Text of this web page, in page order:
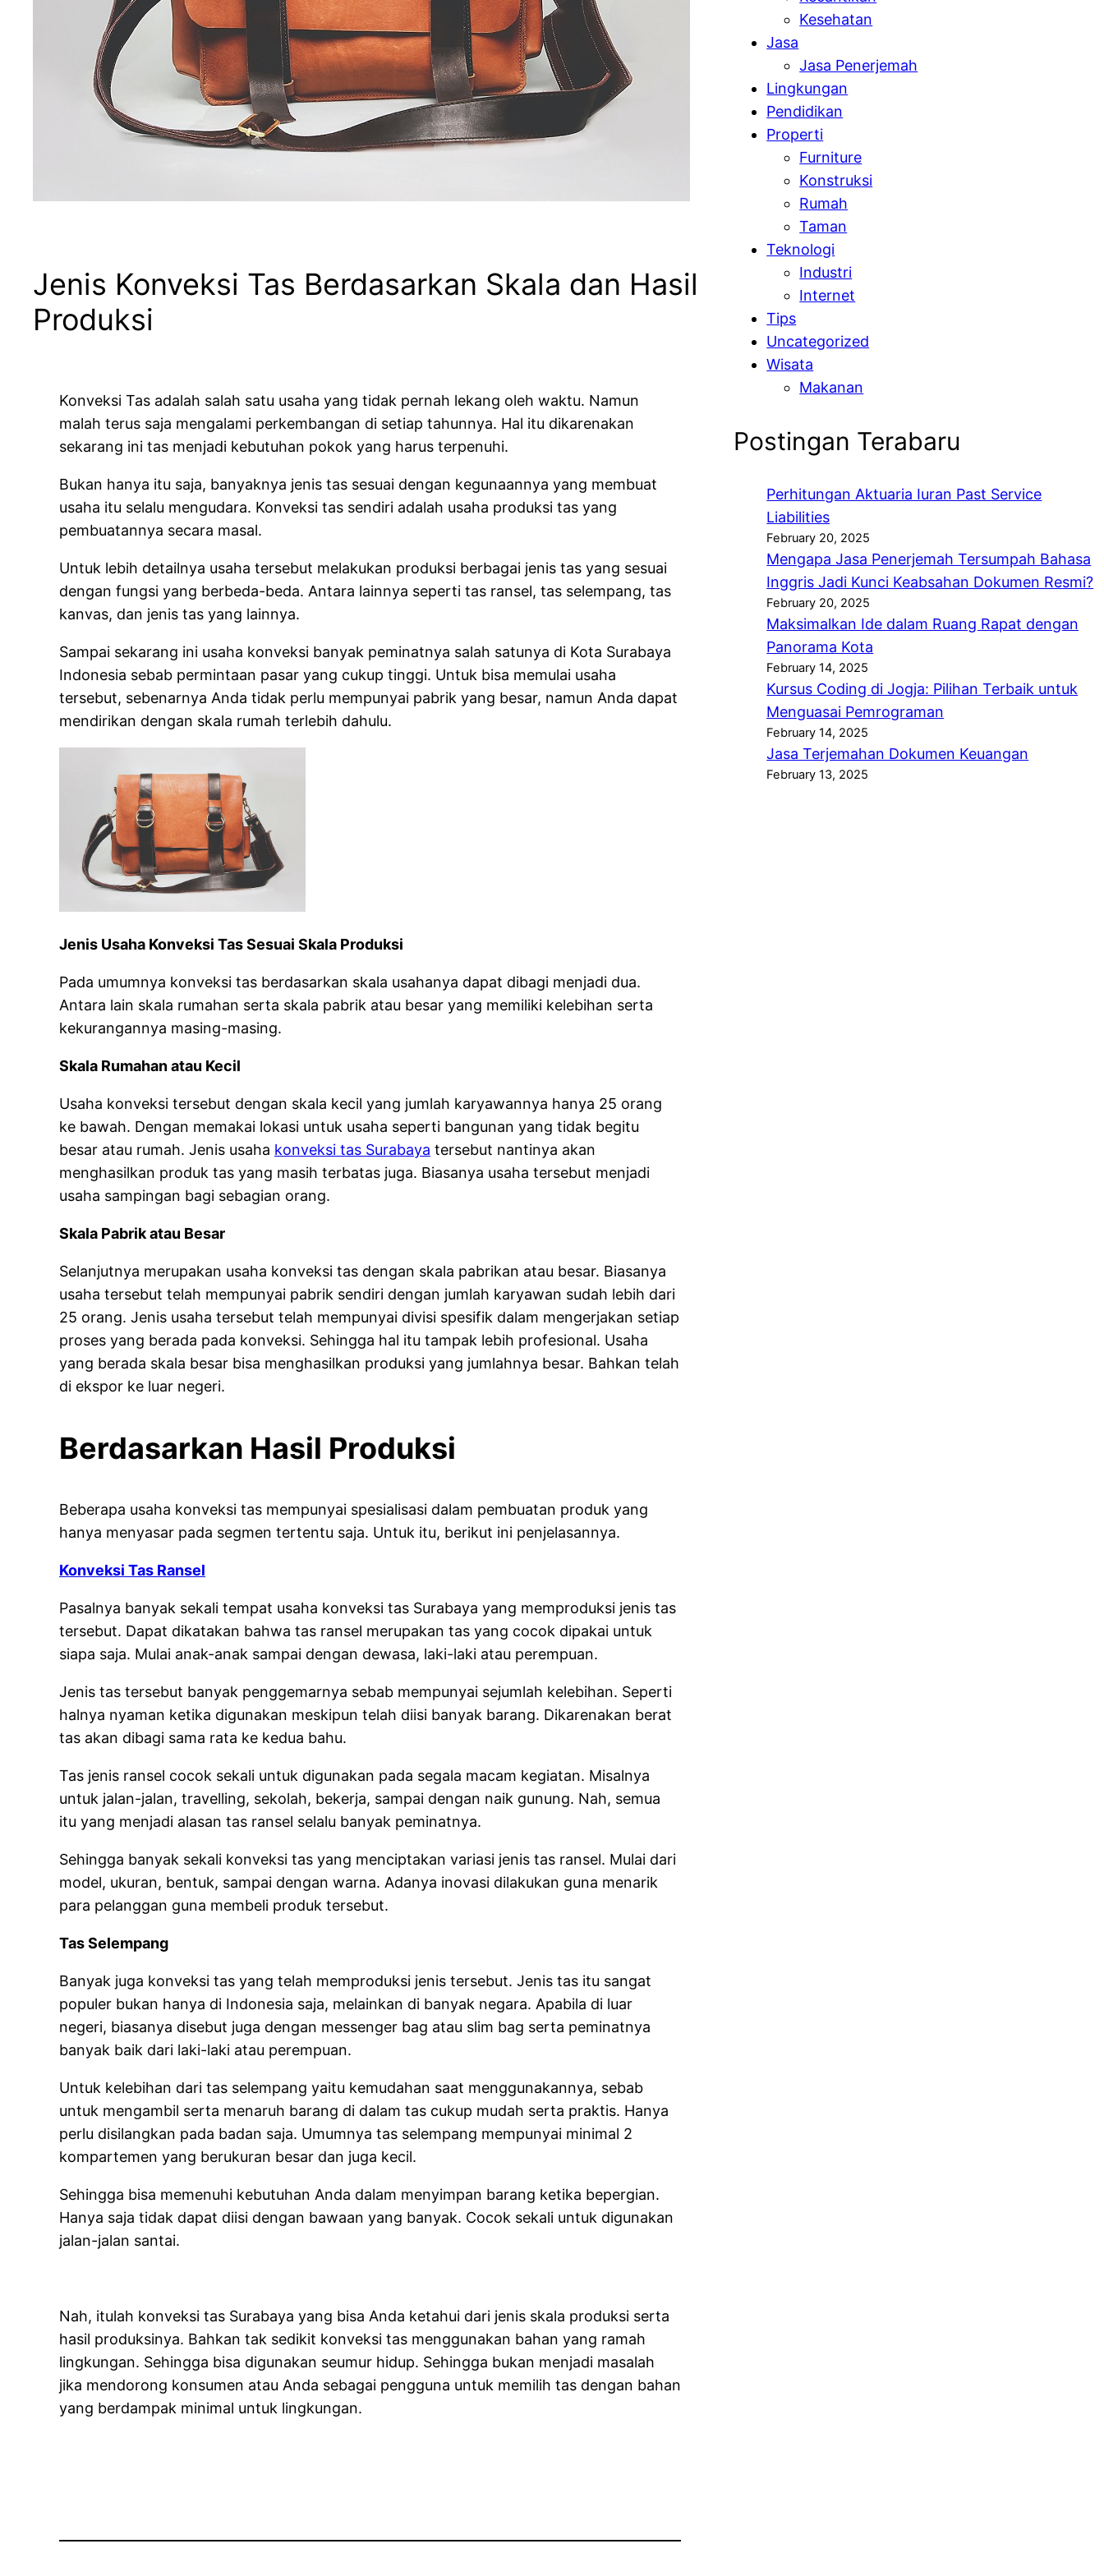
Jenis Konveksi Tas Berdasarkan Skala dan Hasil
Produksi
Konveksi Tas adalah salah satu usaha yang tidak pernah lekang oleh waktu. Namun
malah terus saja mengalami perkembangan di setiap tahunnya. Hal itu dikarenakan
sekarang ini tas menjadi kebutuhan pokok yang harus terpenuhi.
Bukan hanya itu saja, banyaknya jenis tas sesuai dengan kegunaannya yang membuat
usaha itu selalu mengudara. Konveksi tas sendiri adalah usaha produksi tas yang
pembuatannya secara masal.
Untuk lebih detailnya usaha tersebut melakukan produksi berbagai jenis tas yang sesuai
dengan fungsi yang berbeda-beda. Antara lainnya seperti tas ransel, tas selempang, tas
kanvas, dan jenis tas yang lainnya.
Sampai sekarang ini usaha konveksi banyak peminatnya salah satunya di Kota Surabaya
Indonesia sebab permintaan pasar yang cukup tinggi. Untuk bisa memulai usaha
tersebut, sebenarnya Anda tidak perlu mempunyai pabrik yang besar, namun Anda dapat
mendirikan dengan skala rumah terlebih dahulu.
Jenis Usaha Konveksi Tas Sesuai Skala Produksi
Pada umumnya konveksi tas berdasarkan skala usahanya dapat dibagi menjadi dua.
Antara lain skala rumahan serta skala pabrik atau besar yang memiliki kelebihan serta
kekurangannya masing-masing.
Skala Rumahan atau Kecil
Usaha konveksi tersebut dengan skala kecil yang jumlah karyawannya hanya 25 orang
ke bawah. Dengan memakai lokasi untuk usaha seperti bangunan yang tidak begitu
besar atau rumah. Jenis usaha konveksi tas Surabaya tersebut nantinya akan
menghasilkan produk tas yang masih terbatas juga. Biasanya usaha tersebut menjadi
usaha sampingan bagi sebagian orang.
Skala Pabrik atau Besar
Selanjutnya merupakan usaha konveksi tas dengan skala pabrikan atau besar. Biasanya
usaha tersebut telah mempunyai pabrik sendiri dengan jumlah karyawan sudah lebih dari
25 orang. Jenis usaha tersebut telah mempunyai divisi spesifik dalam mengerjakan setiap
proses yang berada pada konveksi. Sehingga hal itu tampak lebih profesional. Usaha
yang berada skala besar bisa menghasilkan produksi yang jumlahnya besar. Bahkan telah
di ekspor ke luar negeri.
Berdasarkan Hasil Produksi
Beberapa usaha konveksi tas mempunyai spesialisasi dalam pembuatan produk yang
hanya menyasar pada segmen tertentu saja. Untuk itu, berikut ini penjelasannya.
Konveksi Tas Ransel
Pasalnya banyak sekali tempat usaha konveksi tas Surabaya yang memproduksi jenis tas
tersebut. Dapat dikatakan bahwa tas ransel merupakan tas yang cocok dipakai untuk
siapa saja. Mulai anak-anak sampai dengan dewasa, laki-laki atau perempuan.
Jenis tas tersebut banyak penggemarnya sebab mempunyai sejumlah kelebihan. Seperti
halnya nyaman ketika digunakan meskipun telah diisi banyak barang. Dikarenakan berat
tas akan dibagi sama rata ke kedua bahu.
Tas jenis ransel cocok sekali untuk digunakan pada segala macam kegiatan. Misalnya
untuk jalan-jalan, travelling, sekolah, bekerja, sampai dengan naik gunung. Nah, semua
itu yang menjadi alasan tas ransel selalu banyak peminatnya.
Sehingga banyak sekali konveksi tas yang menciptakan variasi jenis tas ransel. Mulai dari
model, ukuran, bentuk, sampai dengan warna. Adanya inovasi dilakukan guna menarik
para pelanggan guna membeli produk tersebut.
Tas Selempang
Banyak juga konveksi tas yang telah memproduksi jenis tersebut. Jenis tas itu sangat
populer bukan hanya di Indonesia saja, melainkan di banyak negara. Apabila di luar
negeri, biasanya disebut juga dengan messenger bag atau slim bag serta peminatnya
banyak baik dari laki-laki atau perempuan.
Untuk kelebihan dari tas selempang yaitu kemudahan saat menggunakannya, sebab
untuk mengambil serta menaruh barang di dalam tas cukup mudah serta praktis. Hanya
perlu disilangkan pada badan saja. Umumnya tas selempang mempunyai minimal 2
kompartemen yang berukuran besar dan juga kecil.
Sehingga bisa memenuhi kebutuhan Anda dalam menyimpan barang ketika bepergian.
Hanya saja tidak dapat diisi dengan bawaan yang banyak. Cocok sekali untuk digunakan
jalan-jalan santai.
Nah, itulah konveksi tas Surabaya yang bisa Anda ketahui dari jenis skala produksi serta
hasil produksinya. Bahkan tak sedikit konveksi tas menggunakan bahan yang ramah
lingkungan. Sehingga bisa digunakan seumur hidup. Sehingga bukan menjadi masalah
jika mendorong konsumen atau Anda sebagai pengguna untuk memilih tas dengan bahan
yang berdampak minimal untuk lingkungan.
Kesehatan
Jasa
Jasa Penerjemah
Lingkungan
Pendidikan
Properti
Furniture
Konstruksi
Rumah
Taman
Teknologi
Industri
Internet
Tips
Uncategorized
Wisata
Makanan
Postingan Terabaru
Perhitungan Aktuaria Iuran Past Service
Liabilities
February 20, 2025
Mengapa Jasa Penerjemah Tersumpah Bahasa
Inggris Jadi Kunci Keabsahan Dokumen Resmi?
February 20, 2025
Maksimalkan Ide dalam Ruang Rapat dengan
Panorama Kota
February 14, 2025
Kursus Coding di Jogja: Pilihan Terbaik untuk
Menguasai Pemrograman
February 14, 2025
Jasa Terjemahan Dokumen Keuangan
February 13, 2025